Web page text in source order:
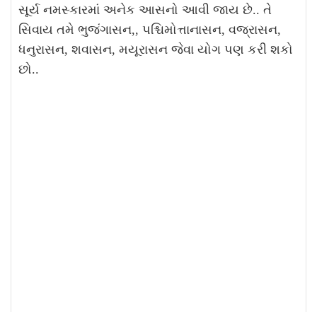
સૂર્ય નમસ્કારમાં અનેક આસનો આવી જાય છે.. તે
સિવાય તમે ભુજંગાસન,, પશ્ચિમોત્તાનાસન, વજ્રાસન,
ધનુરાસન, શવાસન, મયૂરાસન જેવા યોગ પણ કરી શકો
છો..